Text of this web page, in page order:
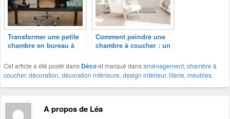
Transformer une petite
chambre en bureau à
Comment peindre une
chambre à coucher : un
Cet article a été posté dans Décoet marqué dansaménagement, chambre à
coucher, décoration, décoration intérieure, design intérieur, literie, meubles.
A propos de Léa